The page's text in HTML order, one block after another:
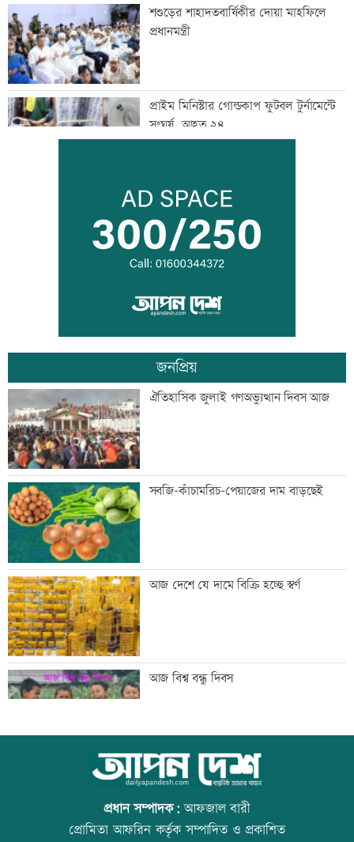
শশুড়ের শাহাদতবার্ষিকীর দোয়া মাহফিলে
প্রধানমন্ত্রী
প্রাইম মিনিস্টার গোল্ডকাপ ফুটবল টুর্নামেন্টে
সংঘর্ষ, আহত ২৪
এসএসসির ফলপ্রকাশ ১০ আগস্ট, যেভাবে
জানা যাবে
দরপত্র ছাড়াই ২০০ ইলেকট্রিক বাস কেনার
নীতিগত অনুমোদন
তনু হত্যার আসামি সাবেক সেনাসদস্য
হাফিজুরকে আত্মসমর্পণের নির্দেশ
দুদকের মামলায় ঢাকা ব্যাংকের ৪ কর্মকর্তার
কারাদণ্ড
জিয়াউর রহমান দেশে প্রথম সবুজ বিপ্লবের
ডাক দিয়েছিলেন: পরিবেশমন্ত্রী
প্রথম শ্রেণিতে ভর্তি লটারিতে
মেঘনার ভাঙনরোধে জিও ব্যাগ প্রকল্পে
অনিয়ম, এলাকাবাসীর মানববন্ধন
জনপ্রিয়
ঐতিহাসিক জুলাই গণঅভ্যুত্থান দিবস আজ
সবজি-কাঁচামরিচ-পেয়াজের দাম বাড়ছেই
আজ দেশে যে দামে বিক্রি হচ্ছে স্বর্ণ
আজ বিশ্ব বন্ধু দিবস
স্কুল ছাত্রীকে দলবদ্ধ ধর্ষণসহ ভিডিও ধারণ
প্রধান সম্পাদক:আফজাল বারী
প্রোমিতা আফরিন কর্তৃক সম্পাদিত ও প্রকাশিত